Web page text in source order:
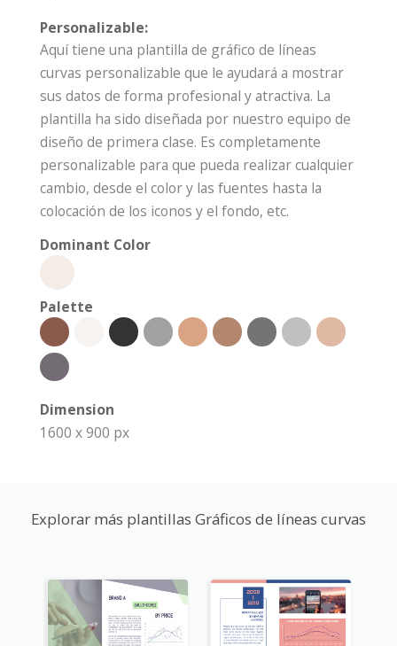
Personalizable:
Aquí tiene una plantilla de gráfico de líneas
curvas personalizable que le ayudará a mostrar
sus datos de forma profesional y atractiva. La
plantilla ha sido diseñada por nuestro equipo de
diseño de primera clase. Es completamente
personalizable para que pueda realizar cualquier
cambio, desde el color y las fuentes hasta la
colocación de los iconos y el fondo, etc.
Dominant Color
Palette
Dimension
1600 x 900 px
Explorar más plantillas Gráficos de líneas curvas